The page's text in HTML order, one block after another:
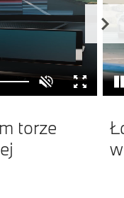
torze